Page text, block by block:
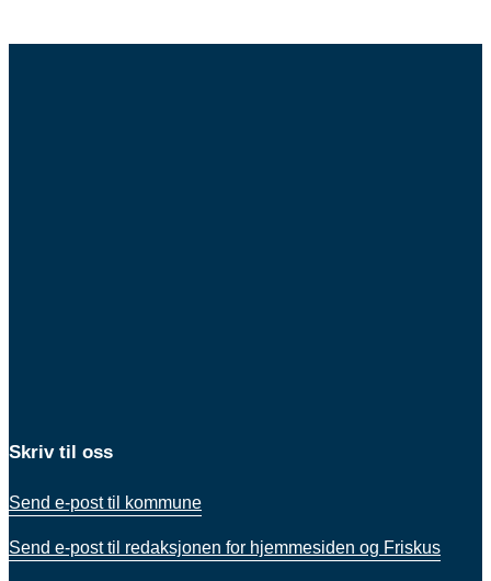
Skriv til oss
Send e-post til kommune
Send e-post til redaksjonen for hjemmesiden og Friskus